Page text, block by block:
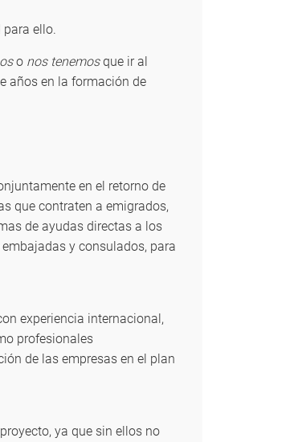
ello.
o nos tenemosque ir al
años en la formación de
en el retorno de
que contraten a emigrados,
de ayudas directas a los
y consulados, para
experiencia internacional,
profesionales
de las empresas en el plan
ya que sin ellos no